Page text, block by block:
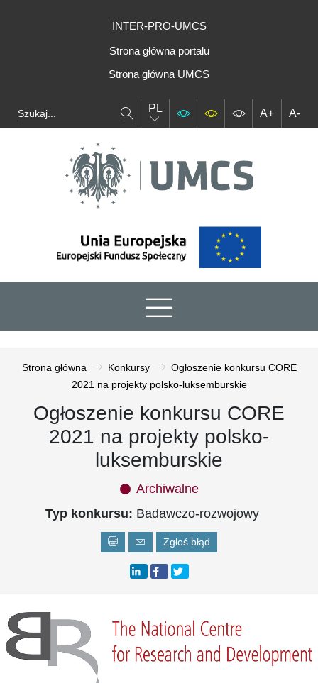
INTER-PRO-UMCS
Strona główna portalu
Strona główna UMCS
PL A+ A-
Strona główna Konkursy
Ogłoszenie konkursu CORE
2021 na projekty polsko-luksemburskie
Ogłoszenie konkursu CORE
2021 na projekty polsko-
luksemburskie
Archiwalne
Typ konkursu: Badawczo-rozwojowy
Zgłoś błąd